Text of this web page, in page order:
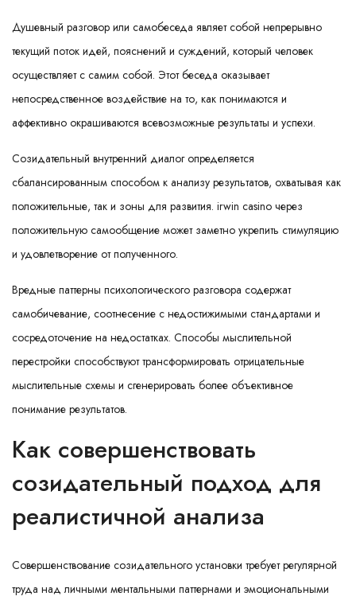
Душевный разговор или самобеседа являет собой непрерывно
текущий поток идей, пояснений и суждений, который человек
осуществляет с самим собой. Этот беседа оказывает
непосредственное воздействие на то, как понимаются и
аффективно окрашиваются всевозможные результаты и успехи.
Созидательный внутренний диалог определяется
сбалансированным способом к анализу результатов, охватывая как
положительные, так и зоны для развития. irwin casino через
положительную самообщение может заметно укрепить стимуляцию
и удовлетворение от полученного.
Вредные паттерны психологического разговора содержат
самобичевание, соотнесение с недостижимыми стандартами и
сосредоточение на недостатках. Способы мыслительной
перестройки способствуют трансформировать отрицательные
мыслительные схемы и сгенерировать более объективное
понимание результатов.
Как совершенствовать
созидательный подход для
реалистичной анализа
Совершенствование созидательного установки требует регулярной
труда над личными ментальными паттернами и эмоциональными